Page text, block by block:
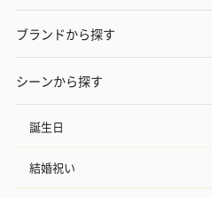
ブランドから探す
シーンから探す
誕生日
結婚祝い